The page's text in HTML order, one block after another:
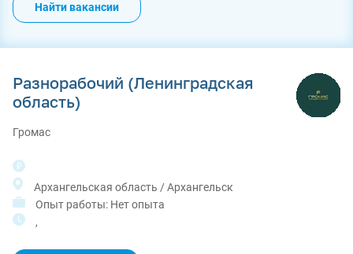
Найти вакансии
Разнорабочий (Ленинградская
область)
Громас
Архангельская область / Архангельск
Опыт работы: Нет опыта
,